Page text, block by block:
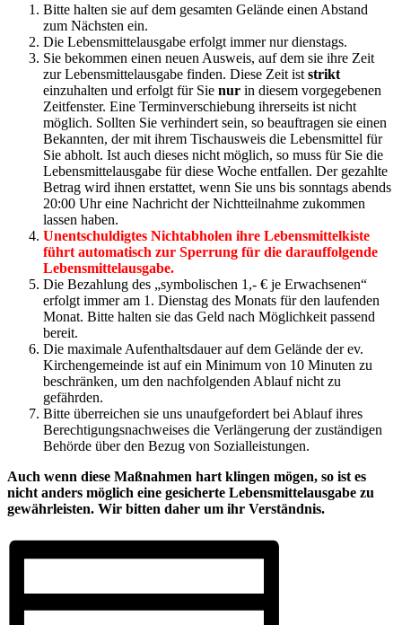
Bitte halten sie auf dem gesamten Gelände einen Abstand
zum Nächsten ein.
Die Lebensmittelausgabe erfolgt immer nur dienstags.
Sie bekommen einen neuen Ausweis, auf dem sie ihre Zeit
zur Lebensmittelausgabe finden. Diese Zeit ist strikt
einzuhalten und erfolgt für Sie nur in diesem vorgegebenen
Zeitfenster. Eine Terminverschiebung ihrerseits ist nicht
möglich. Sollten Sie verhindert sein, so beauftragen sie einen
Bekannten, der mit ihrem Tischausweis die Lebensmittel für
Sie abholt. Ist auch dieses nicht möglich, so muss für Sie die
Lebensmittelausgabe für diese Woche entfallen. Der gezahlte
Betrag wird ihnen erstattet, wenn Sie uns bis sonntags abends
20:00 Uhr eine Nachricht der Nichtteilnahme zukommen
lassen haben.
Unentschuldigtes Nichtabholen ihre Lebensmittelkiste
führt automatisch zur Sperrung für die darauffolgende
Lebensmittelausgabe.
Die Bezahlung des „symbolischen 1,- € je Erwachsenen“
erfolgt immer am 1. Dienstag des Monats für den laufenden
Monat. Bitte halten sie das Geld nach Möglichkeit passend
bereit.
Die maximale Aufenthaltsdauer auf dem Gelände der ev.
Kirchengemeinde ist auf ein Minimum von 10 Minuten zu
beschränken, um den nachfolgenden Ablauf nicht zu
gefährden.
Bitte überreichen sie uns unaufgefordert bei Ablauf ihres
Berechtigungsnachweises die Verlängerung der zuständigen
Behörde über den Bezug von Sozialleistungen.
Auch wenn diese Maßnahmen hart klingen mögen, so ist es
nicht anders möglich eine gesicherte Lebensmittelausgabe zu
gewährleisten. Wir bitten daher um ihr Verständnis.